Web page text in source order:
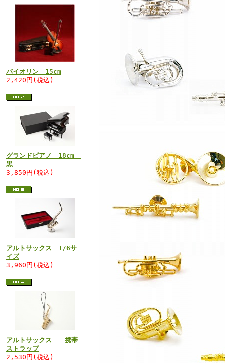
バイオリン 15cm
2,420円(税込)
グランドピアノ 18cm
黒
3,850円(税込)
アルトサックス 1/6サ
イズ
3,960円(税込)
アルトサックス 携帯
ストラップ
2,530円(税込)